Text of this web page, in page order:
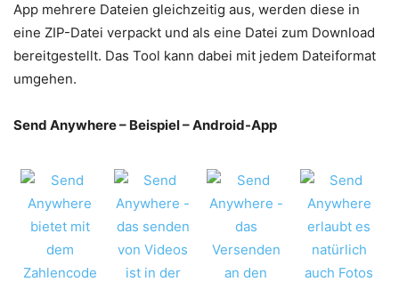
App mehrere Dateien gleichzeitig aus, werden diese in
eine ZIP-Datei verpackt und als eine Datei zum Download
bereitgestellt. Das Tool kann dabei mit jedem Dateiformat
umgehen.
Send Anywhere – Beispiel – Android-App